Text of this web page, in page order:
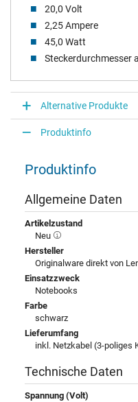
20,0 Volt
2,25 Ampere
45,0 Watt
Steckerdurchmesser
Alternative Produkte
Produktinfo
Produktinfo
Allgemeine Daten
Artikelzustand
Neu
Hersteller
Originalware direkt von
Einsatzzweck
Notebooks
Farbe
schwarz
Lieferumfang
inkl. Netzkabel (3-poliges
Technische Daten
Spannung (Volt)